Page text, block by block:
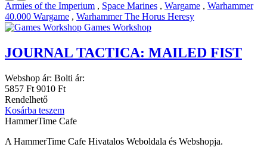
Armies of the Imperium , Space Marines , Wargame , Warhammer
40.000 Wargame , Warhammer The Horus Heresy
Games Workshop
JOURNAL TACTICA: MAILED FIST
Webshop ár: Bolti ár:
5857 Ft 9010 Ft
Rendelhető
Kosárba teszem
HammerTime Cafe
A HammerTime Cafe Hivatalos Weboldala és Webshopja.